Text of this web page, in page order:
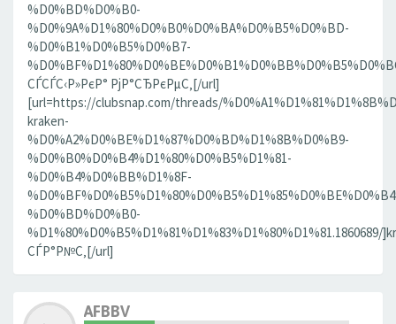
%D0%BD%D0%B0-
%D0%9A%D1%80%D0%B0%D0%BA%D0%B5%D0%BD-
%D0%B1%D0%B5%D0%B7-
СЃСЃС‹Р»РєР° РјР°СЂРєРµС‚[/url]
[url=https://clubsnap.com/threads/
kraken-
%D0%A2%D0%BE%D1%87%D0%BD%D1%8B%D0%B9-
%D0%B0%D0%B4%D1%80%D0%B5%D1%81-
%D0%B4%D0%BB%D1%8F-
%D0%BD%D0%B0-
%D1%80%D0%B5%D1%81%D1%83%D1%80%D1%81.1860689/
СЃР°Р№С‚[/url]
AFBBV